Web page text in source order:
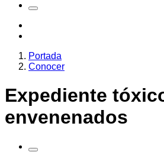
Portada
Conocer
Expediente
envenenados